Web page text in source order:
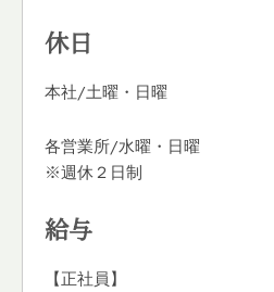
休日
本社/土曜・日曜
各営業所/水曜・日曜
※週休２日制
給与
【正社員】